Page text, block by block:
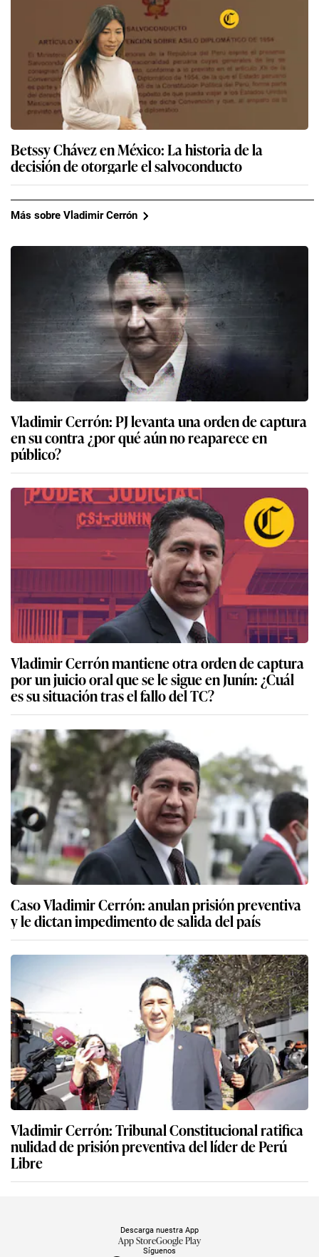
Betssy Chávez en México: La historia de la
decisión de otorgarle el salvoconducto
Más sobre Vladimir Cerrón
Vladimir Cerrón: PJ levanta una orden de captura
en su contra ¿por qué aún no reaparece en
público?
Vladimir Cerrón mantiene otra orden de captura
por un juicio oral que se le sigue en Junín: ¿Cuál
es su situación tras el fallo del TC?
Caso Vladimir Cerrón: anulan prisión preventiva
y le dictan impedimento de salida del país
Vladimir Cerrón: Tribunal Constitucional ratifica
nulidad de prisión preventiva del líder de Perú
Libre
Síguenos
Descarga nuestra App
App StoreGoogle Play